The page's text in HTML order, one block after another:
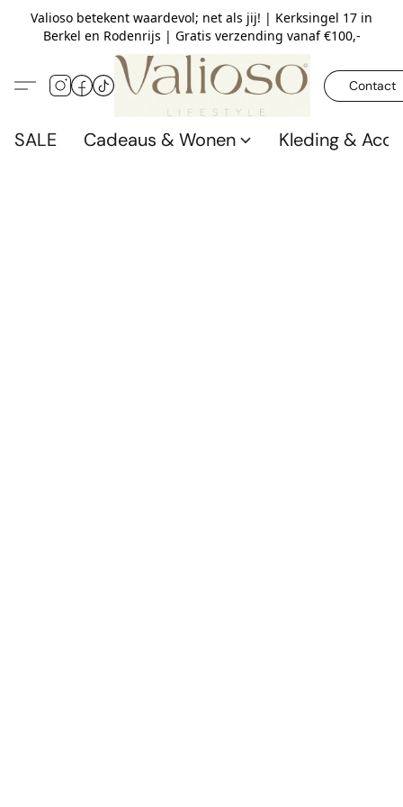
Valioso betekent waardevol; net als jij! | Kerksingel 17 in
Berkel en Rodenrijs | Gratis verzending vanaf €100,-
Contact
SALE Cadeaus & Wonen Kleding &